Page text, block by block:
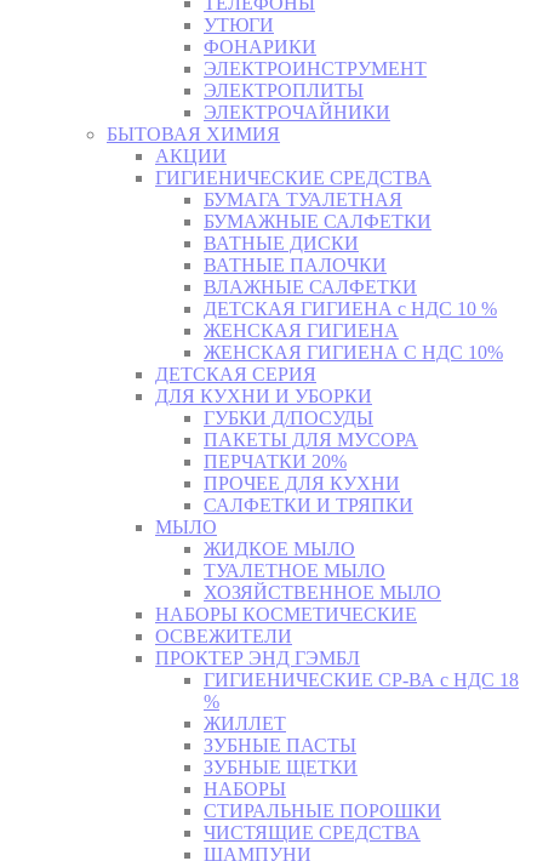
УТЮГИ
ФОНАРИКИ
ЭЛЕКТРОИНСТРУМЕНТ
ЭЛЕКТРОПЛИТЫ
ЭЛЕКТРОЧАЙНИКИ
БЫТОВАЯ ХИМИЯ
АКЦИИ
ГИГИЕНИЧЕСКИЕ СРЕДСТВА
БУМАГА ТУАЛЕТНАЯ
БУМАЖНЫЕ САЛФЕТКИ
ВАТНЫЕ ДИСКИ
ВАТНЫЕ ПАЛОЧКИ
ВЛАЖНЫЕ САЛФЕТКИ
ДЕТСКАЯ ГИГИЕНА с НДС 10 %
ЖЕНСКАЯ ГИГИЕНА
ЖЕНСКАЯ ГИГИЕНА С НДС 10%
ДЕТСКАЯ СЕРИЯ
ДЛЯ КУХНИ И УБОРКИ
ГУБКИ Д/ПОСУДЫ
ПАКЕТЫ ДЛЯ МУСОРА
ПЕРЧАТКИ 20%
ПРОЧЕЕ ДЛЯ КУХНИ
САЛФЕТКИ И ТРЯПКИ
МЫЛО
ЖИДКОЕ МЫЛО
ТУАЛЕТНОЕ МЫЛО
ХОЗЯЙСТВЕННОЕ МЫЛО
НАБОРЫ КОСМЕТИЧЕСКИЕ
ОСВЕЖИТЕЛИ
ПРОКТЕР ЭНД ГЭМБЛ
ГИГИЕНИЧЕСКИЕ СР-ВА с НДС 18
%
ЖИЛЛЕТ
ЗУБНЫЕ ПАСТЫ
ЗУБНЫЕ ЩЕТКИ
НАБОРЫ
СТИРАЛЬНЫЕ ПОРОШКИ
ЧИСТЯЩИЕ СРЕДСТВА
ШАМПУНИ